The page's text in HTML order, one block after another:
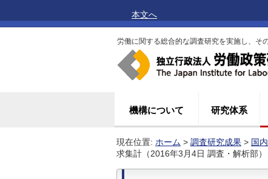
本文へ
労働に関する総合的な調査研究を実施し、そ
機構について 研究体系
現在位置: ホーム > 調査研究成果 > 国
求集計（2016年3月4日 調査・解析部）